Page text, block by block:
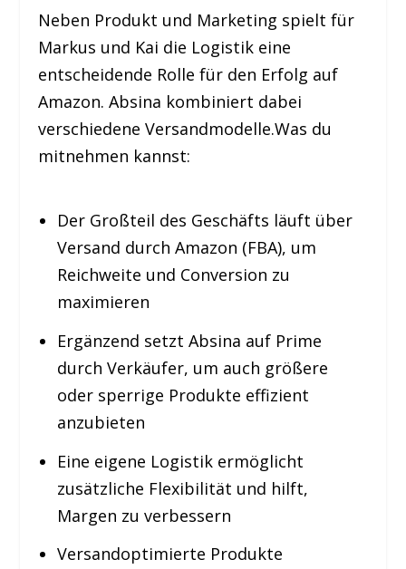
Neben Produkt und Marketing spielt für
Markus und Kai die Logistik eine
entscheidende Rolle für den Erfolg auf
Amazon. Absina kombiniert dabei
verschiedene Versandmodelle.Was du
mitnehmen kannst:
Der Großteil des Geschäfts läuft über
Versand durch Amazon (FBA), um
Reichweite und Conversion zu
maximieren
Ergänzend setzt Absina auf Prime
durch Verkäufer, um auch größere
oder sperrige Produkte effizient
anzubieten
Eine eigene Logistik ermöglicht
zusätzliche Flexibilität und hilft,
Margen zu verbessern
Versandoptimierte Produkte